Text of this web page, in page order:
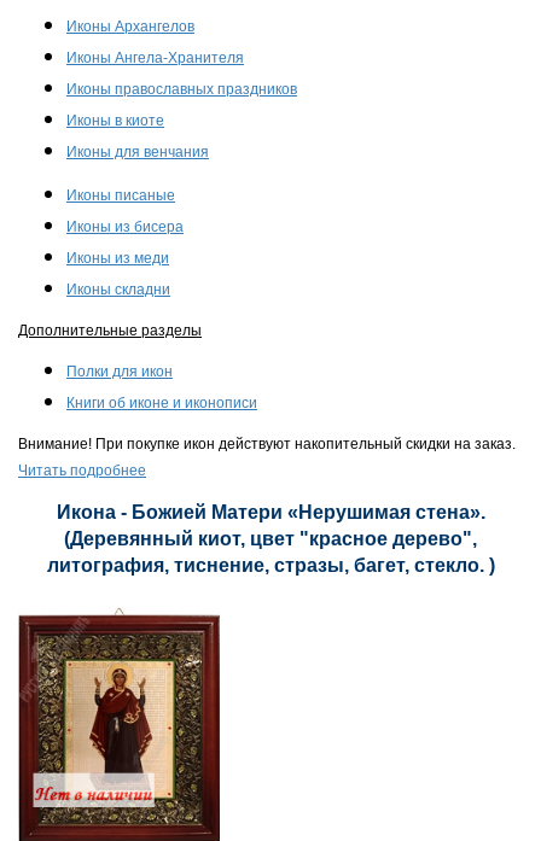
Иконы Архангелов
Иконы Ангела-Хранителя
Иконы православных праздников
Иконы в киоте
Иконы для венчания
Иконы писаные
Иконы из бисера
Иконы из меди
Иконы складни
Дополнительные разделы
Полки для икон
Книги об иконе и иконописи
Внимание! При покупке икон действуют накопительный скидки на заказ.
Читать подробнее
Икона - Божией Матери «Нерушимая стена».
(Деревянный киот, цвет "красное дерево",
литография, тиснение, стразы, багет, стекло. )